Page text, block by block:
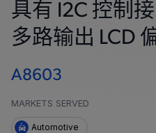
感应
汽车
Technologies
设计和开发
软件门户
Resource Center
我们的公司
Growth and Inclusion
具有 I2C 控制
多路输出 LCD
A8603
MARKETS SERVED
Automotive